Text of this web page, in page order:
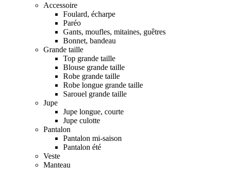
Accessoire
Foulard, écharpe
Paréo
Gants, moufles, mitaines, guêtres
Bonnet, bandeau
Grande taille
Top grande taille
Blouse grande taille
Robe grande taille
Robe longue grande taille
Sarouel grande taille
Jupe
Jupe longue, courte
Jupe culotte
Pantalon
Pantalon mi-saison
Pantalon été
Veste
Manteau